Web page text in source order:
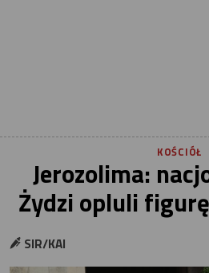
KOŚCIÓŁ
Jerozolima:
Żydzi opluli
SIR/KAI